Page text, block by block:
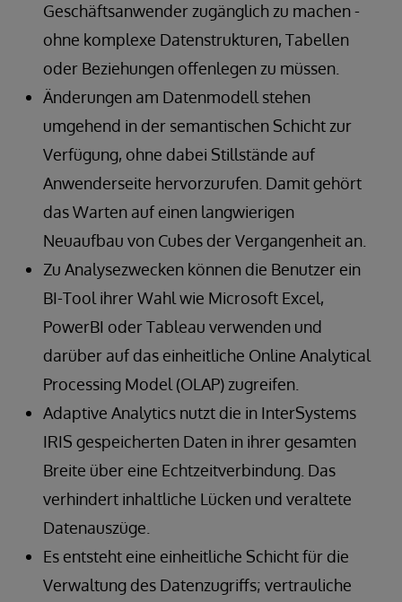
Geschäftsanwender zugänglich zu machen -
ohne komplexe Datenstrukturen, Tabellen
oder Beziehungen offenlegen zu müssen.
Änderungen am Datenmodell stehen
umgehend in der semantischen Schicht zur
Verfügung, ohne dabei Stillstände auf
Anwenderseite hervorzurufen. Damit gehört
das Warten auf einen langwierigen
Neuaufbau von Cubes der Vergangenheit an.
Zu Analysezwecken können die Benutzer ein
BI-Tool ihrer Wahl wie Microsoft Excel,
PowerBI oder Tableau verwenden und
darüber auf das einheitliche Online Analytical
Processing Model (OLAP) zugreifen.
Adaptive Analytics nutzt die in InterSystems
IRIS gespeicherten Daten in ihrer gesamten
Breite über eine Echtzeitverbindung. Das
verhindert inhaltliche Lücken und veraltete
Datenauszüge.
Es entsteht eine einheitliche Schicht für die
Verwaltung des Datenzugriffs; vertrauliche